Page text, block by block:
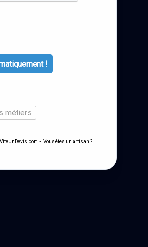
!
métiers
ViteUnDevis.com - Vous êtes un artisan ?